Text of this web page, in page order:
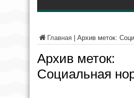
Главная Архив меток:
Архив меток:
Социальная